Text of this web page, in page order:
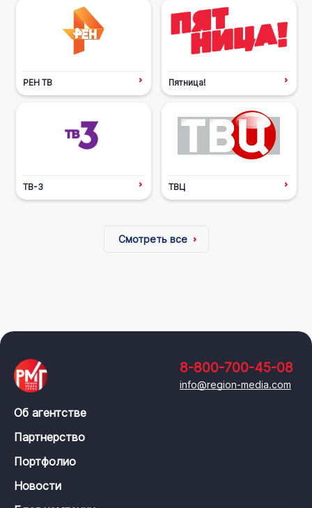
РЕН ТВ Пятница!
ТВ-3 ТВЦ
Смотреть все
8-800-700-45-08
info@region-media.com
Об агентстве
Партнерство
Портфолио
Новости